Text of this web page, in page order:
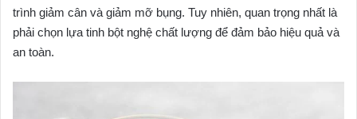
trình giảm cân và giảm mỡ bụng. Tuy nhiên, quan trọng nhất là
phải chọn lựa tinh bột nghệ chất lượng để đảm bảo hiệu quả và
an toàn.